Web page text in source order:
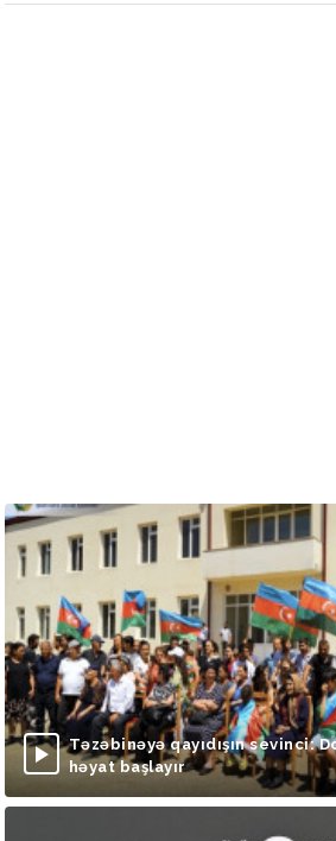
Təzəbinəyə qayıdışın sevinci:
həyat başlayır